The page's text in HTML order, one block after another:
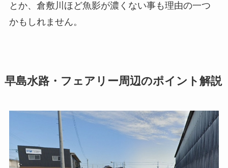
とか、倉敷川ほど魚影が濃くない事も理由の一つ
かもしれません。
早島水路・フェアリー周辺のポイント解説